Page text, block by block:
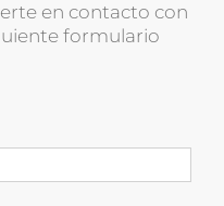
en contacto con
formulario